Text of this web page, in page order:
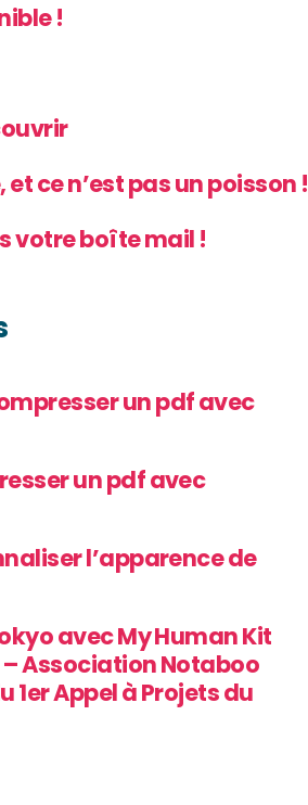
!
ce n’est pas un poisson !
votre boîte mail !
un pdf avec
un pdf avec
l’apparence de
avec My Human Kit
Association Notaboo
1er Appel à Projets du